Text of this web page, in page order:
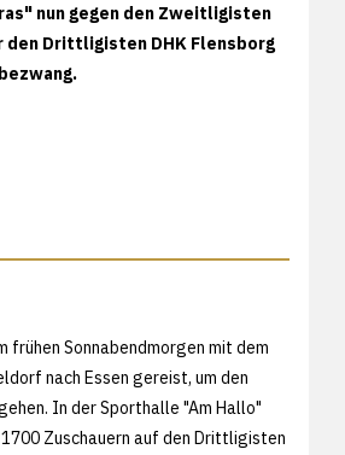
nun gegen den Zweitligisten
den Drittligisten DHK Flensborg
frühen Sonnabendmorgen mit dem
nach Essen gereist, um den
In der Sporthalle "Am Hallo"
Zuschauern auf den Drittligisten